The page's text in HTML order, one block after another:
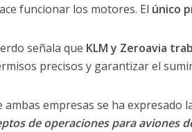
funcionar los motores. El único
señala que KLM y Zeroavia
precisos y garantizar el
ambas empresas se ha expresado
de operaciones para aviones